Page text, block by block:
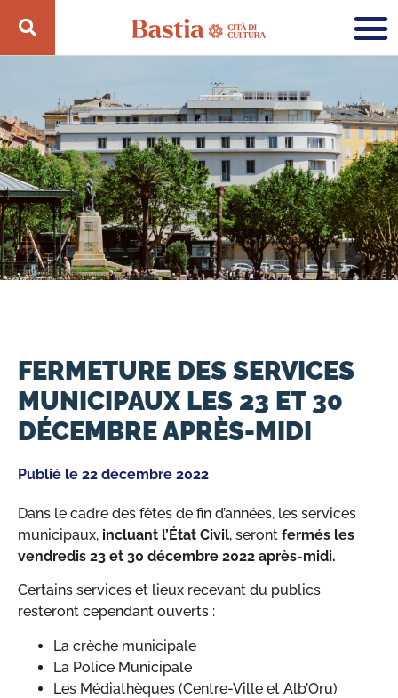
FERMETURE DES SERVICES
MUNICIPAUX LES 23 ET 30
DÉCEMBRE APRÈS-MIDI
Publié le 22 décembre 2022
Dans le cadre des fêtes de fin d’années, les services
municipaux, incluant l’État Civil, seront fermés les
vendredis 23 et 30 décembre 2022 après-midi.
Certains services et lieux recevant du publics
resteront cependant ouverts :
La crèche municipale
La Police Municipale
Les Médiathèques (Centre-Ville et Alb’Oru)